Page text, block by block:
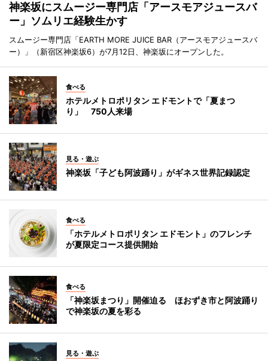
神楽坂にスムージー専門店「アースモアジュースバ
ー」ソムリエ経験生かす
スムージー専門店「EARTH MORE JUICE BAR（アースモアジュースバ
ー）」（新宿区神楽坂6）が7月12日、神楽坂にオープンした。
食べる
ホテルメトロポリタン エドモントで「夏まつ
り」 750人来場
見る・遊ぶ
神楽坂「子ども阿波踊り」がギネス世界記録認定
食べる
「ホテルメトロポリタン エドモント」のフレンチ
が夏限定コース提供開始
食べる
「神楽坂まつり」開催迫る ほおずき市と阿波踊り
で神楽坂の夏を彩る
見る・遊ぶ